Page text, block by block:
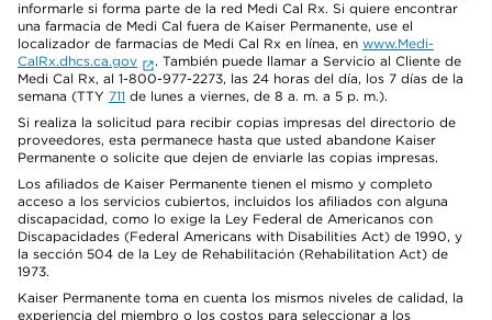
informarle si forma parte de la red Medi Cal Rx. Si quiere encontrar
una farmacia de Medi Cal fuera de Kaiser Permanente, use el
localizador de farmacias de Medi Cal Rx en línea, en www.Medi-
CalRx.dhcs.ca.gov
. También puede llamar a Servicio al Cliente de
Medi Cal Rx, al 1-800-977-2273, las 24 horas del día, los 7 días de la
semana (TTY 711 de lunes a viernes, de 8 a. m. a 5 p. m.).
Si realiza la solicitud para recibir copias impresas del directorio de
proveedores, esta permanece hasta que usted abandone Kaiser
Permanente o solicite que dejen de enviarle las copias impresas.
Los afiliados de Kaiser Permanente tienen el mismo y completo
acceso a los servicios cubiertos, incluidos los afiliados con alguna
discapacidad, como lo exige la Ley Federal de Americanos con
Discapacidades (Federal Americans with Disabilities Act) de 1990, y
la sección 504 de la Ley de Rehabilitación (Rehabilitation Act) de
1973.
Kaiser Permanente toma en cuenta los mismos niveles de calidad, la
experiencia del miembro o los costos para seleccionar a los